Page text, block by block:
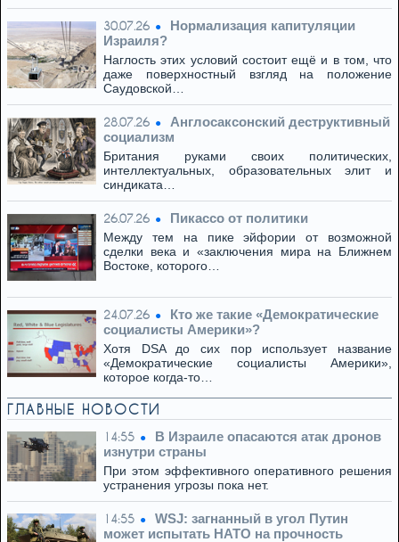
30.07.26
Нормализация капитуляции
Израиля?
Наглость этих условий состоит ещё и в том, что
даже поверхностный взгляд на положение
Саудовской…
28.07.26
Англосаксонский деструктивный
социализм
Британия руками своих политических,
интеллектуальных, образовательных элит и
синдиката…
26.07.26 Пикассо от политики
Между тем на пике эйфории от возможной
сделки века и «заключения мира на Ближнем
Востоке, которого…
24.07.26
Кто же такие «Демократические
социалисты Америки»?
Хотя DSA до сих пор использует название
«Демократические социалисты Америки»,
которое когда-то…
ГЛАВНЫЕ НОВОСТИ
14:55
В Израиле опасаются атак дронов
изнутри страны
При этом эффективного оперативного решения
устранения угрозы пока нет.
14:55
WSJ: загнанный в угол Путин
может испытать НАТО на прочность